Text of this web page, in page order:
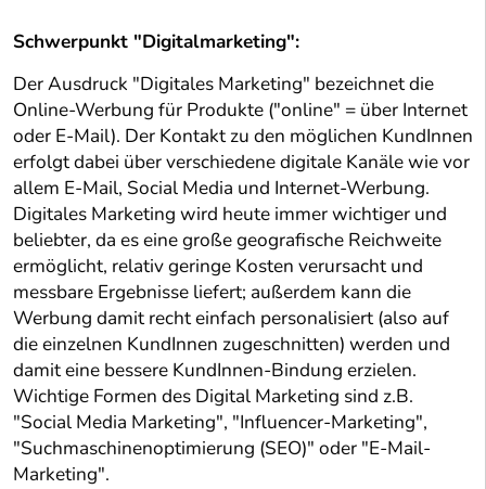
Schwerpunkt "Digitalmarketing":
Der Ausdruck "Digitales Marketing" bezeichnet die
Online-Werbung für Produkte ("online" = über Internet
oder E-Mail). Der Kontakt zu den möglichen KundInnen
erfolgt dabei über verschiedene digitale Kanäle wie vor
allem E-Mail, Social Media und Internet-Werbung.
Digitales Marketing wird heute immer wichtiger und
beliebter, da es eine große geografische Reichweite
ermöglicht, relativ geringe Kosten verursacht und
messbare Ergebnisse liefert; außerdem kann die
Werbung damit recht einfach personalisiert (also auf
die einzelnen KundInnen zugeschnitten) werden und
damit eine bessere KundInnen-Bindung erzielen.
Wichtige Formen des Digital Marketing sind z.B.
"Social Media Marketing", "Influencer-Marketing",
"Suchmaschinenoptimierung (SEO)" oder "E-Mail-
Marketing".